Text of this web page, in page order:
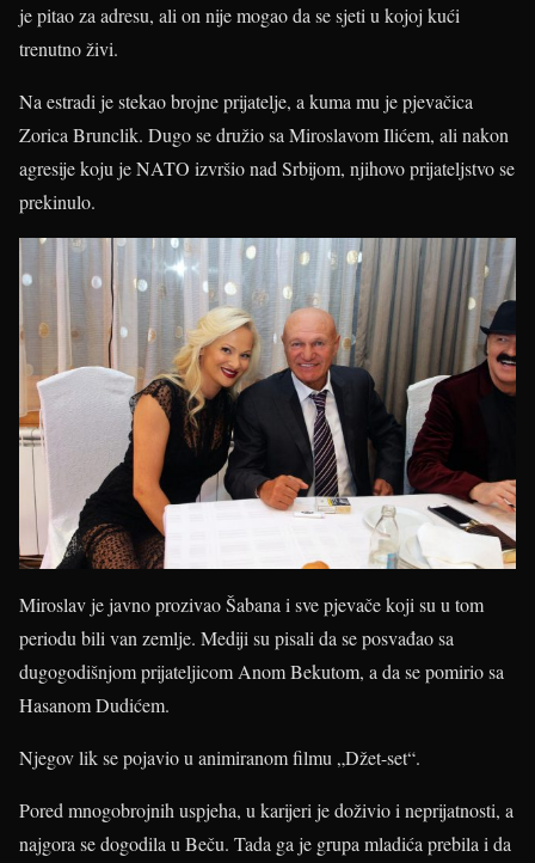
je pitao za adresu, ali on nije mogao da se sjeti u kojoj kući
trenutno živi.
Na estradi je stekao brojne prijatelje, a kuma mu je pjevačica
Zorica Brunclik. Dugo se družio sa Miroslavom Ilićem, ali nakon
agresije koju je NATO izvršio nad Srbijom, njihovo prijateljstvo se
prekinulo.
Miroslav je javno prozivao Šabana i sve pjevače koji su u tom
periodu bili van zemlje. Mediji su pisali da se posvađao sa
dugogodišnjom prijateljicom Anom Bekutom, a da se pomirio sa
Hasanom Dudićem.
Njegov lik se pojavio u animiranom filmu „Džet-set“.
Pored mnogobrojnih uspjeha, u karijeri je doživio i neprijatnosti, a
najgora se dogodila u Beču. Tada ga je grupa mladića prebila i da